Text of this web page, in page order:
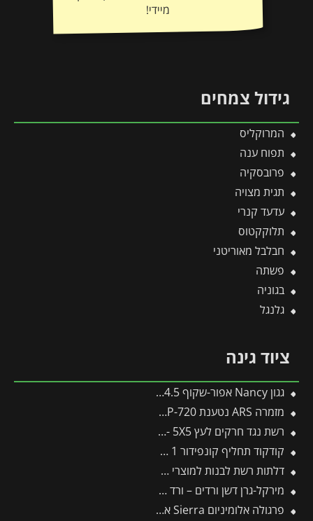
מיידי!
גידול צמחים
המרוקליס
תפוח ענה
פרובסקיה
תגית מצויה
עדעד קנרי
תלוקקטוס
חבלבל מאוריטני
פשתה
בגוניה
גלנגל
ציוד גינה
גגון Nancy אפור-שקוף 0.9X4.5 עיצוב מודרני מבית פלרם – Canopia
מזמרה ARS נטענת V14.4 EP-720 -תבור
רשת נגד חרקים לעץ 5X5 -תבור
קודקוד תחליף קונפידור 1 ליטר (תפזול)
דלתות רשת לבנות למוצרי פלרם – Canopia
מירקל-גרן דשן ורדים – ורד – 18-24-16
פרגולה אלומיניום Sierra אפורה 3X7.4 מבית פלרם – Canopia